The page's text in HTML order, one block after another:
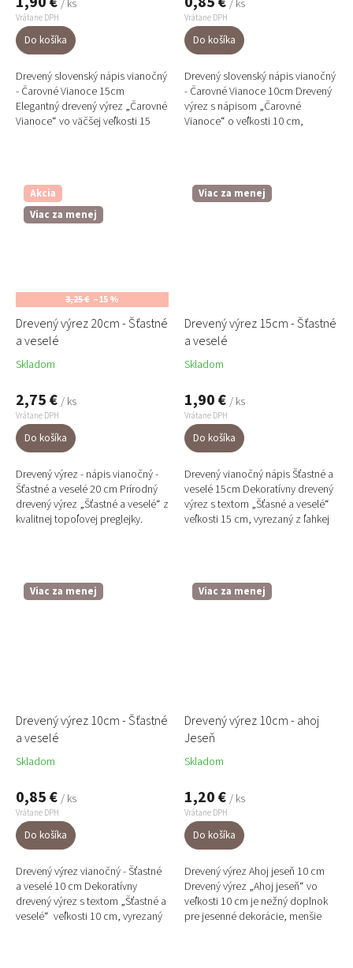
/ ks
Vrátane DPH
Do košíka
Drevený slovenský nápis vianočný
- Čarovné Vianoce 15cm
Elegantný drevený výrez „Čarovné
Vianoce“ vo väčšej veľkosti 15
/ ks
Vrátane DPH
Do košíka
Drevený slovenský nápis vianočný
- Čarovné Vianoce 10cm Drevený
výrez s nápisom „Čarovné
Vianoce“ o veľkosti 10 cm,
Akcia
Viac za menej
3,25 € –15 %
Drevený výrez 20cm - Šťastné
a veselé
Skladom
2,75 € / ks
Vrátane DPH
Do košíka
Drevený výrez - nápis vianočný -
Šťastné a veselé 20 cm Prírodný
drevený výrez „Šťastné a veselé“ z
kvalitnej topoľovej preglejky.
Viac za menej
Drevený výrez 15cm - Šťastné
a veselé
Skladom
1,90 € / ks
Vrátane DPH
Do košíka
Drevený vianočný nápis Šťastné a
veselé 15cm Dekoratívny drevený
výrez s textom „Šťasné a veselé“
veľkosti 15 cm, vyrezaný z ľahkej
Viac za menej
Drevený výrez 10cm - Šťastné
a veselé
Skladom
0,85 € / ks
Vrátane DPH
Do košíka
Drevený výrez vianočný - Šťastné
a veselé 10 cm Dekoratívny
drevený výrez s textom „Šťastné a
veselé“ veľkosti 10 cm, vyrezaný
Viac za menej
Drevený výrez 10cm - ahoj
Jeseň
Skladom
1,20 € / ks
Vrátane DPH
Do košíka
Drevený výrez Ahoj jeseň 10 cm
Drevený výrez „Ahoj jeseň“ vo
veľkosti 10 cm je nežný doplnok
pre jesenné dekorácie, menšie